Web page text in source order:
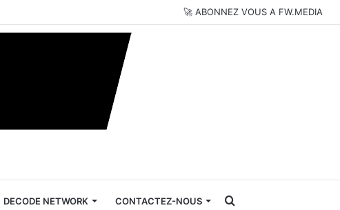
🚀 ABONNEZ VOUS A FW.MEDIA
DECODE NETWORK CONTACTEZ-NOUS Rechercher